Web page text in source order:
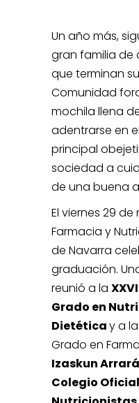
Un año más,
gran familia de
que terminan
Comunidad
mochila llena
adentrarse en
principal
sociedad a
de una buena
El viernes 29
Farmacia y
de Navarra
graduación.
reunió a la
Grado en
Dietéticay a
Grado en
Izaskun
Colegio